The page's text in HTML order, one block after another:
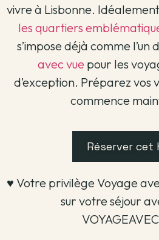
vivre à Lisbonne.
les quartiers
s’impose déjà comme l’un
avec vue pour les
d’exception. Préparez vos
commence
Réserver cet
♥️ Votre privilège Voyage
sur votre séjour